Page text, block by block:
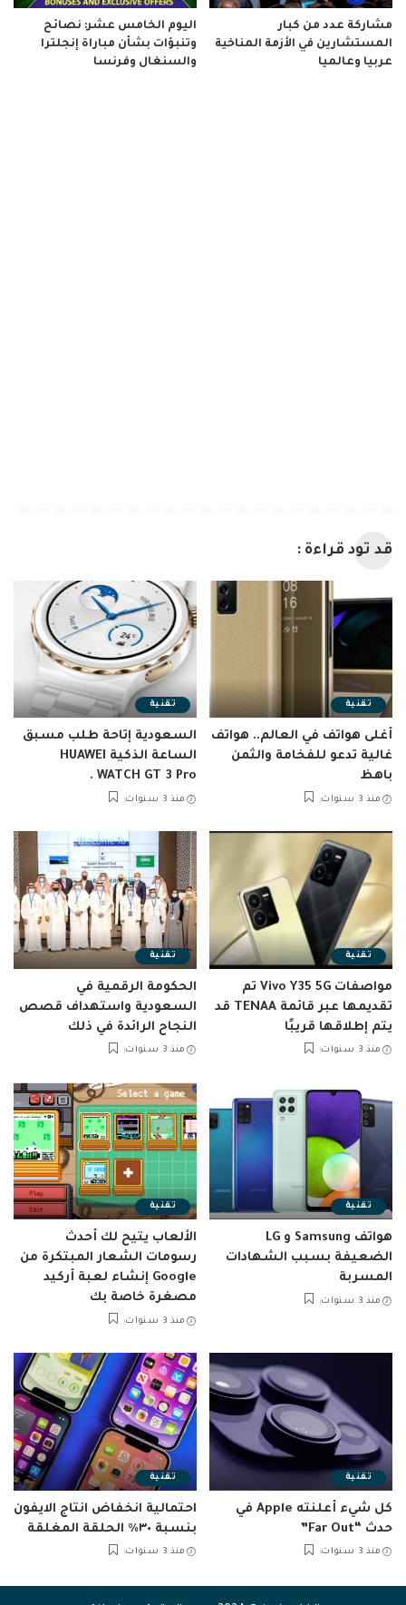
مشاركة عدد من كبار
المستشارين في الأزمة المناخية
عربيا وعالميا
اليوم الخامس عشر: نصائح
وتنبؤات بشأن مباراة إنجلترا
والسنغال وفرنسا
قد تود قراءة :
تقنية
أغلى هواتف في العالم.. هواتف
غالية تدعو للفخامة والثمن
باهظ
منذ 3 سنوات
تقنية
السعودية إتاحة طلب مسبق
الساعة الذكية HUAWEI
WATCH GT 3 Pro .
منذ 3 سنوات
تقنية
مواصفات Vivo Y35 5G تم
تقديمها عبر قائمة TENAA قد
يتم إطلاقها قريبًا
منذ 3 سنوات
تقنية
الحكومة الرقمية في
السعودية واستهداف قصص
النجاح الرائدة في ذلك
منذ 3 سنوات
تقنية
هواتف Samsung و LG
الضعيفة بسبب الشهادات
المسربة
منذ 3 سنوات
تقنية
الألعاب يتيح لك أحدث
رسومات الشعار المبتكرة من
Google إنشاء لعبة أركيد
مصغرة خاصة بك
منذ 3 سنوات
تقنية
كل شيء أعلنته Apple في
حدث “Far Out”
منذ 3 سنوات
تقنية
احتمالية انخفاض انتاج الايفون
بنسبة ٣٠٪ الحلقة المغلقة
منذ 3 سنوات